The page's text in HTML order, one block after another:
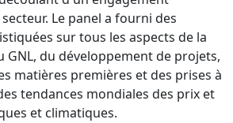
Le panel a fourni des
sur tous les aspects de la
GNL, du développement de projets,
matières premières et des prises à
tendances mondiales des prix et
et climatiques.